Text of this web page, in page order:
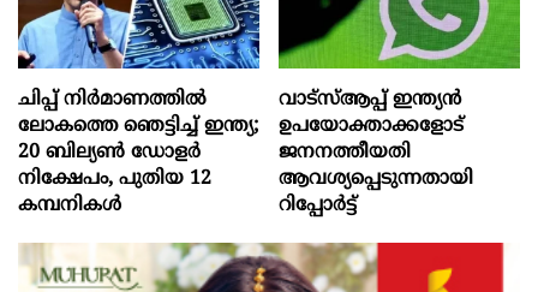
ചിപ്പ് നിർമാണത്തിൽ
ലോകത്തെ ഞെട്ടിച്ച് ഇന്ത്യ;
20 ബില്യൺ ഡോളർ
നിക്ഷേപം, പുതിയ 12
കമ്പനികൾ
വാട്‌സ്ആപ്പ് ഇന്ത്യൻ
ഉപയോക്താക്കളോട്
ജനനത്തീയതി
ആവശ്യപ്പെടുന്നതായി
റിപ്പോർട്ട്